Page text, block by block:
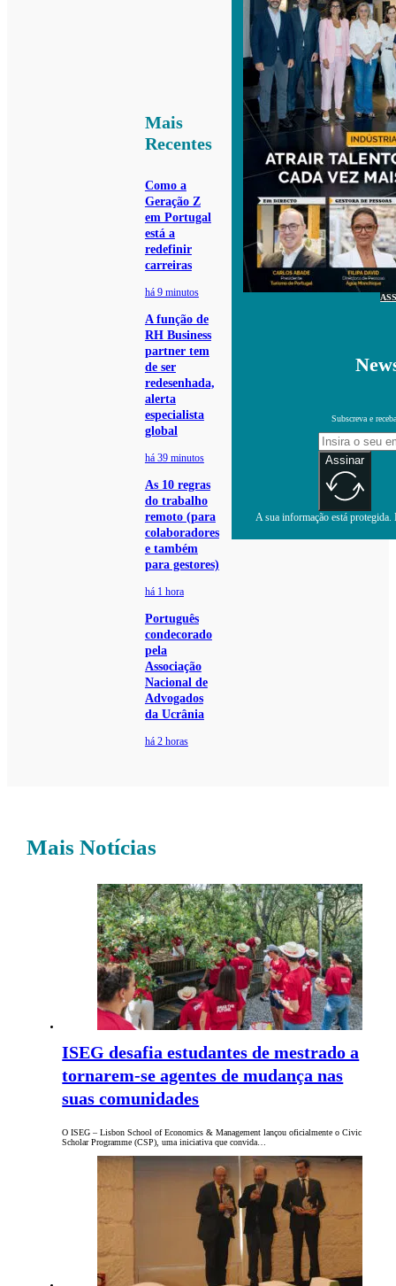
Mais
Recentes
Como a
Geração Z
em Portugal
está a
redefinir
carreiras
há 9 minutos
A função de
RH Business
partner tem
de ser
redesenhada,
alerta
especialista
global
há 39 minutos
As 10 regras
do trabalho
remoto (para
colaboradores
e também
para gestores)
há 1 hora
Português
condecorado
pela
Associação
Nacional de
Advogados
da Ucrânia
há 2 horas
Subscreva e
Assinar
A sua informação está
Mais Notícias
ISEG desafia estudantes de mestrado a
tornarem-se agentes de mudança nas
suas comunidades
O ISEG – Lisbon School of Economics & Management lançou oficialmente o Civic
Scholar Programme (CSP), uma iniciativa que convida…